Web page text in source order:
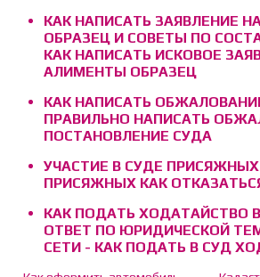
КАК НАПИСАТЬ ЗАЯВЛЕНИЕ
ОБРАЗЕЦ И СОВЕТЫ ПО
КАК НАПИСАТЬ ИСКОВОЕ
АЛИМЕНТЫ ОБРАЗЕЦ
КАК НАПИСАТЬ
ПРАВИЛЬНО НАПИСАТЬ
ПОСТАНОВЛЕНИЕ СУДА
УЧАСТИЕ В СУДЕ
ПРИСЯЖНЫХ КАК
КАК ПОДАТЬ ХОДАТАЙСТВО
ОТВЕТ ПО ЮРИДИЧЕСКОЙ
СЕТИ - КАК ПОДАТЬ В СУД